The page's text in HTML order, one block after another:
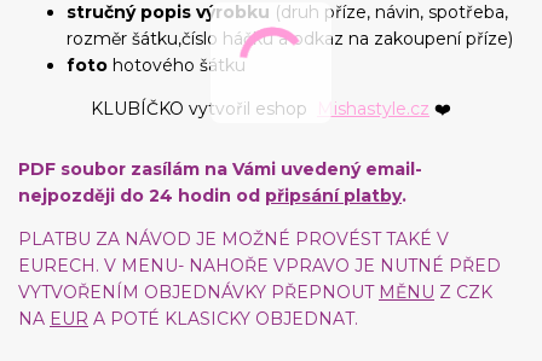
stručný popis výrobku (druh příze, návin, spotřeba,
rozměr šátku,číslo háčku a odkaz na zakoupení příze)
foto hotového šátku
KLUBÍČKO vytvořil eshop
Mishastyle.cz ❤️
PDF soubor zasílám na Vámi uvedený email-
nejpozději do 24 hodin od připsání platby.
PLATBU ZA NÁVOD JE MOŽNÉ PROVÉST TAKÉ V
EURECH. V MENU- NAHOŘE VPRAVO JE NUTNÉ PŘED
VYTVOŘENÍM OBJEDNÁVKY PŘEPNOUT MĚNU Z CZK
NA EUR A POTÉ KLASICKY OBJEDNAT.